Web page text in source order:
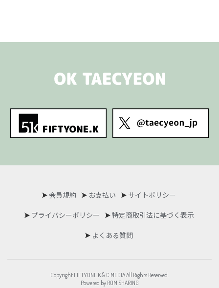
会員規約 お支払い サイトポリシー
プライバシーポリシー 特定商取引法に基づく表示
よくある質問
Copyright FIFTYONE.K & C MEDIA All Rights Reserved.
Powered by ROM SHARING